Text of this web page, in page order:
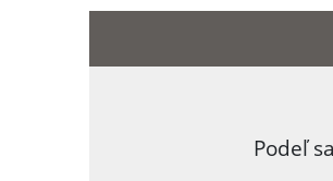
Podeľ